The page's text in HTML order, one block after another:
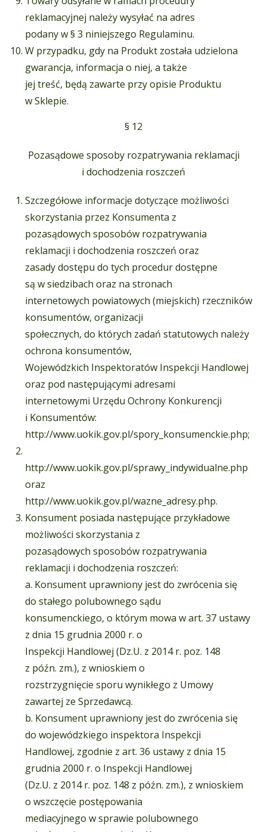
reklamacyjnej należy wysyłać na adres
podany w § 3 niniejszego Regulaminu.
W przypadku, gdy na Produkt została udzielona
gwarancja, informacja o niej, a także
jej treść, będą zawarte przy opisie Produktu
w Sklepie.
§ 12
Pozasądowe sposoby rozpatrywania reklamacji
i dochodzenia roszczeń
Szczegółowe informacje dotyczące możliwości
skorzystania przez Konsumenta z
pozasądowych sposobów rozpatrywania
reklamacji i dochodzenia roszczeń oraz
zasady dostępu do tych procedur dostępne
są w siedzibach oraz na stronach
internetowych powiatowych (miejskich) rzeczników
konsumentów, organizacji
społecznych, do których zadań statutowych należy
ochrona konsumentów,
Wojewódzkich Inspektoratów Inspekcji Handlowej
oraz pod następującymi adresami
internetowymi Urzędu Ochrony Konkurencji
i Konsumentów:
http://www.uokik.gov.pl/spory_konsumenckie.php;
http://www.uokik.gov.pl/sprawy_indywidualne.php
oraz
http://www.uokik.gov.pl/wazne_adresy.php.
Konsument posiada następujące przykładowe
możliwości skorzystania z
pozasądowych sposobów rozpatrywania
reklamacji i dochodzenia roszczeń:
a. Konsument uprawniony jest do zwrócenia się
do stałego polubownego sądu
konsumenckiego, o którym mowa w art. 37 ustawy
z dnia 15 grudnia 2000 r. o
Inspekcji Handlowej (Dz.U. z 2014 r. poz. 148
z późn. zm.), z wnioskiem o
rozstrzygnięcie sporu wynikłego z Umowy
zawartej ze Sprzedawcą.
b. Konsument uprawniony jest do zwrócenia się
do wojewódzkiego inspektora Inspekcji
Handlowej, zgodnie z art. 36 ustawy z dnia 15
grudnia 2000 r. o Inspekcji Handlowej
(Dz.U. z 2014 r. poz. 148 z późn. zm.), z wnioskiem
o wszczęcie postępowania
mediacyjnego w sprawie polubownego